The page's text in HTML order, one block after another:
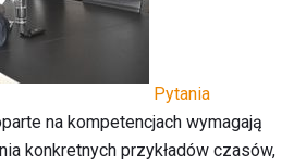
Pytania
na kompetencjach wymagają
konkretnych przykładów czasów,